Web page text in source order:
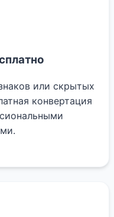
или скрытых
конвертация